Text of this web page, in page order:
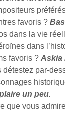
favoris ?
dans la vie
dans
favoris ? Askia
détestez par-
un peu.
que vous